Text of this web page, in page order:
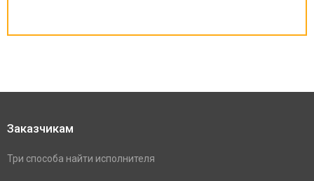
Заказчикам
Три способа найти исполнителя